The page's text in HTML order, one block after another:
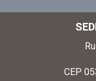
CEP